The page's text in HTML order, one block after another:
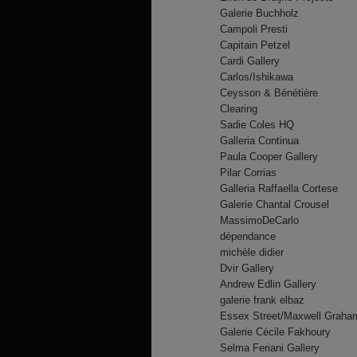
Galerie Buchholz
Campoli Presti
Capitain Petzel
Cardi Gallery
Carlos/Ishikawa
Ceysson & Bénétière
Clearing
Sadie Coles HQ
Galleria Continua
Paula Cooper Gallery
Pilar Corrias
Galleria Raffaella Cortese
Galerie Chantal Crousel
MassimoDeCarlo
dépendance
michèle didier
Dvir Gallery
Andrew Edlin Gallery
galerie frank elbaz
Essex Street/Maxwell
Galerie Cécile Fakhoury
Selma Feriani Gallery